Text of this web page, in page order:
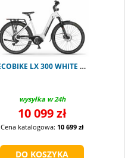
ECOBIKE LX 300 WHITE 900Wh S
wysyłka w 24h
10 099 zł
Cena katalogowa: 10 699 zł